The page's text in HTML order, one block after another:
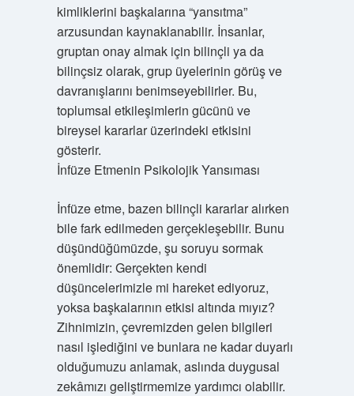
kimliklerini başkalarına “yansıtma”
arzusundan kaynaklanabilir. İnsanlar,
gruptan onay almak için bilinçli ya da
bilinçsiz olarak, grup üyelerinin görüş ve
davranışlarını benimseyebilirler. Bu,
toplumsal etkileşimlerin gücünü ve
bireysel kararlar üzerindeki etkisini
gösterir.
İnfüze Etmenin Psikolojik Yansıması
İnfüze etme, bazen bilinçli kararlar alırken
bile fark edilmeden gerçekleşebilir. Bunu
düşündüğümüzde, şu soruyu sormak
önemlidir: Gerçekten kendi
düşüncelerimizle mi hareket ediyoruz,
yoksa başkalarının etkisi altında mıyız?
Zihnimizin, çevremizden gelen bilgileri
nasıl işlediğini ve bunlara ne kadar duyarlı
olduğumuzu anlamak, aslında duygusal
zekâmızı geliştirmemize yardımcı olabilir.